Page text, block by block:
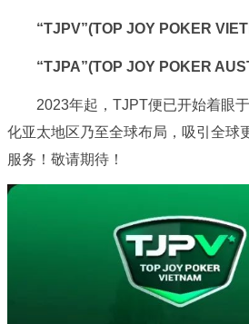
“TJPV”(TOP JOY POKER
“TJPA”(TOP JOY POKER
2023年起，TJPT便已开始着眼
化亚太地区乃至全球布局，吸引全球
服务！敬请期待！